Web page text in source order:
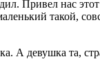
Привел нас
такой,
А девушка та,